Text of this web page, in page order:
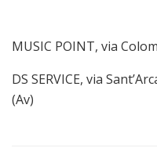
MUSIC POINT, via
DS SERVICE, via
(Av)